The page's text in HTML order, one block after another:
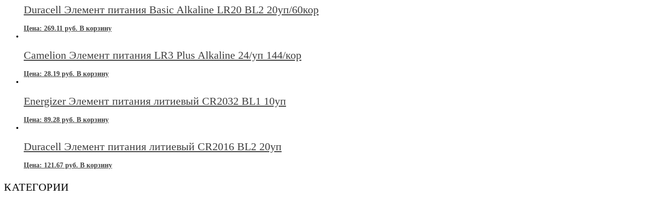
Duracell Элемент питания Basic Alkaline LR20 BL2 20уп/60кор
Цена: 269.11 руб. В корзину
Camelion Элемент питания LR3 Plus Alkaline 24/уп 144/кор
Цена: 28.19 руб. В корзину
Energizer Элемент питания литиевый CR2032 BL1 10уп
Цена: 89.28 руб. В корзину
Duracell Элемент питания литиевый CR2016 BL2 20уп
Цена: 121.67 руб. В корзину
КАТЕГОРИИ